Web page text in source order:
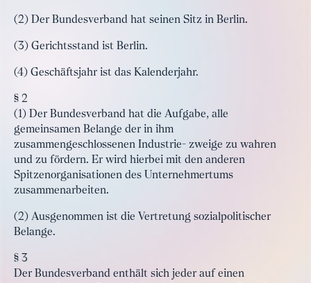
(2) Der Bundesverband hat seinen Sitz in Berlin.
(3) Gerichtsstand ist Berlin.
(4) Geschäftsjahr ist das Kalenderjahr.
§ 2
(1) Der Bundesverband hat die Aufgabe, alle
gemeinsamen Belange der in ihm
zusammengeschlossenen Industrie- zweige zu wahren
und zu fördern. Er wird hierbei mit den anderen
Spitzenorganisationen des Unternehmertums
zusammenarbeiten.
(2) Ausgenommen ist die Vertretung sozialpolitischer
Belange.
§ 3
Der Bundesverband enthält sich jeder auf einen